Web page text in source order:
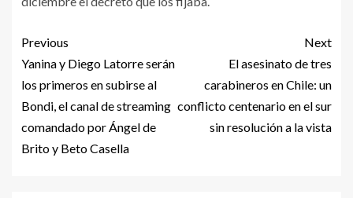
Previous
Yanina y Diego Latorre serán
los primeros en subirse al
Bondi, el canal de streaming
comandado por Ángel de
Brito y Beto Casella
Next
El asesinato de tres
carabineros en Chile: un
conflicto centenario en el sur
sin resolución a la vista